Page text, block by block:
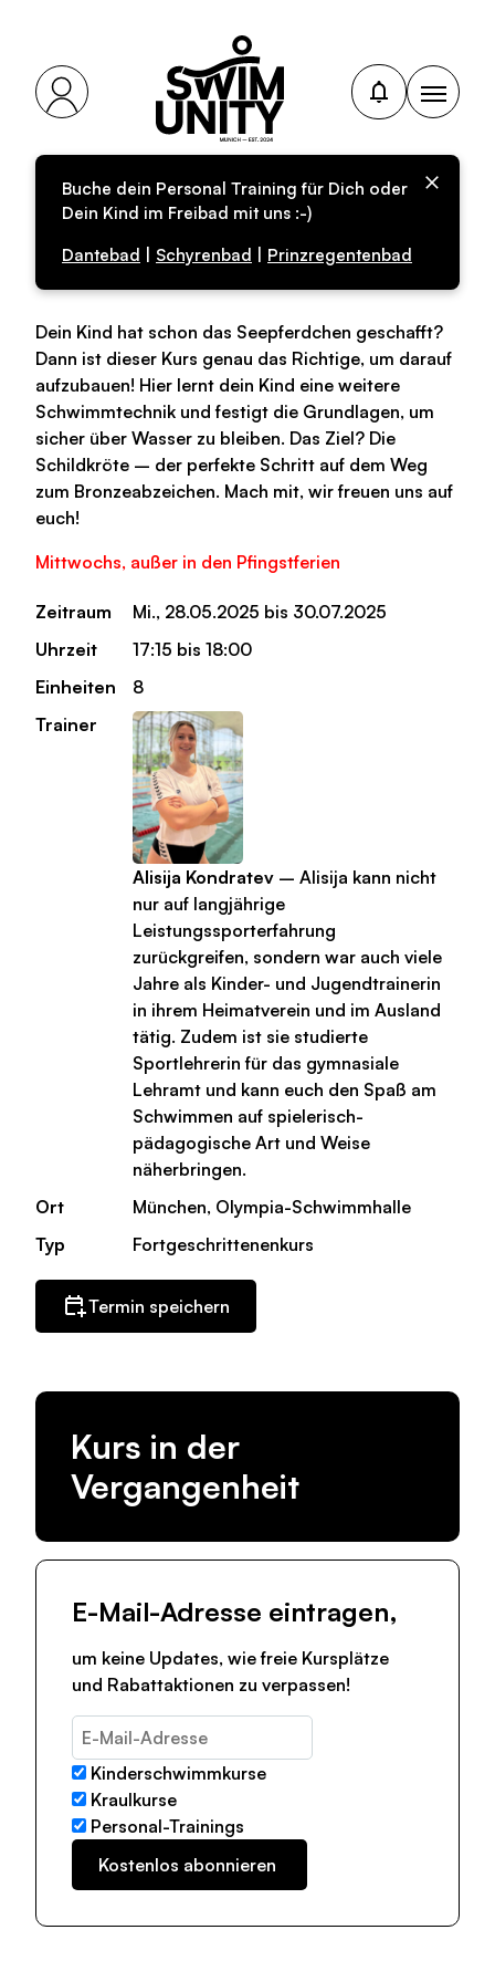
Buche dein Personal Training für Dich oder
Dein Kind im Freibad mit uns :-)
Dantebad
Schyrenbad Prinzregentenbad
Fortgeschrittenkurs
(FO-02)
Dein Kind hat schon das Seepferdchen geschafft?
Dann ist dieser Kurs genau das Richtige, um darauf
aufzubauen! Hier lernt dein Kind eine weitere
Schwimmtechnik und festigt die Grundlagen, um
sicher über Wasser zu bleiben. Das Ziel? Die
Schildkröte – der perfekte Schritt auf dem Weg
zum Bronzeabzeichen. Mach mit, wir freuen uns auf
euch!
Mittwochs, außer in den Pfingstferien
Zeitraum
Mi., 28.05.2025 bis 30.07.2025
Uhrzeit
17:15 bis 18:00
Einheiten
8
Trainer
Alisija Kondratev – Alisija kann nicht
nur auf langjährige
Leistungssporterfahrung
zurückgreifen, sondern war auch viele
Jahre als Kinder- und Jugendtrainerin
in ihrem Heimatverein und im Ausland
tätig. Zudem ist sie studierte
Sportlehrerin für das gymnasiale
Lehramt und kann euch den Spaß am
Schwimmen auf spielerisch-
pädagogische Art und Weise
näherbringen.
Ort
München, Olympia-Schwimmhalle
Typ
Fortgeschrittenenkurs
Termin speichern
Kurs in der
Vergangenheit
E-Mail-Adresse eintragen,
um keine Updates, wie freie Kursplätze
und Rabattaktionen zu verpassen!
Kinderschwimmkurse
Kraulkurse
Personal-Trainings